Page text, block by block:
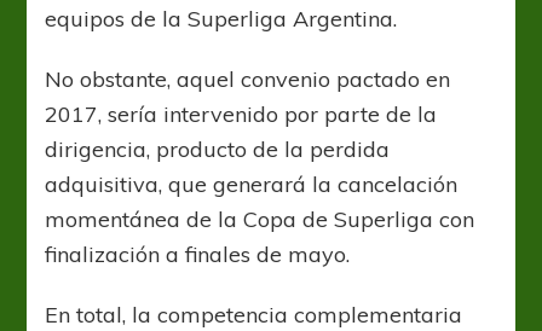
equipos de la Superliga Argentina.
No obstante, aquel convenio pactado en
2017, sería intervenido por parte de la
dirigencia, producto de la perdida
adquisitiva, que generará la cancelación
momentánea de la Copa de Superliga con
finalización a finales de mayo.
En total, la competencia complementaria